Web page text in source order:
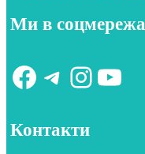
Ми в
Facebook
Telegram
Контакти